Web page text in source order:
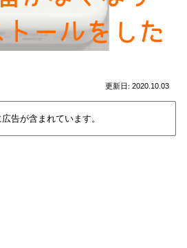
2020.10.03
告が含まれています。